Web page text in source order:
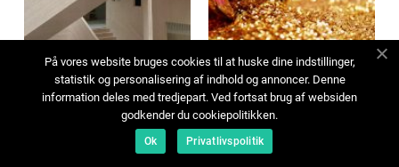
11 mars 2026
Brandskyddsmålning som
10 mars 2026
Sälja guld så får du bra
betalt på ett tryggt sätt
På vores website bruges cookies til at huske dine indstillinger,
statistik og personalisering af indhold og annoncer. Denne
information deles med tredjepart. Ved fortsat brug af websiden
godkender du cookiepolitikken.
Ok Privatlivspolitik